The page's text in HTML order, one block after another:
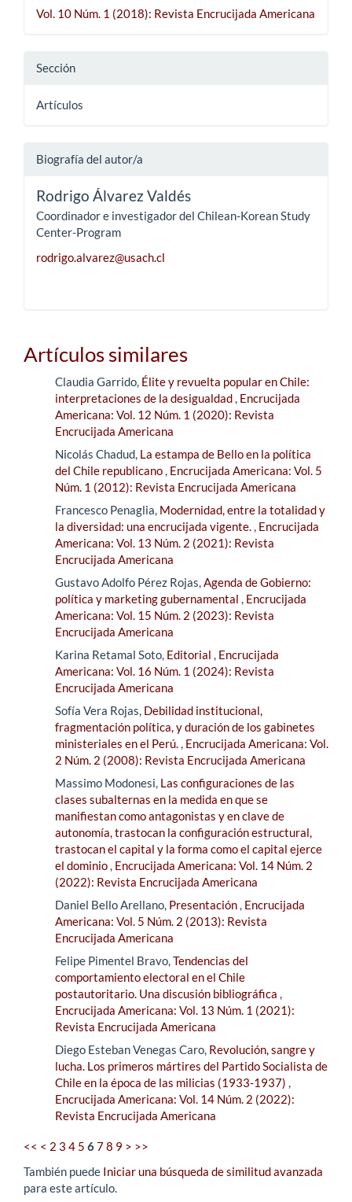
Vol. 10 Núm. 1 (2018): Revista Encrucijada Americana
Sección
Artículos
Biografía del autor/a
Rodrigo Álvarez Valdés
Coordinador e investigador del Chilean-Korean Study
Center-Program
rodrigo.alvarez@usach.cl
Artículos similares
Claudia Garrido, Élite y revuelta popular en Chile:
interpretaciones de la desigualdad, Encrucijada
Americana: Vol. 12 Núm. 1 (2020): Revista
Encrucijada Americana
Nicolás Chadud, La estampa de Bello en la política
del Chile republicano, Encrucijada Americana: Vol. 5
Núm. 1 (2012): Revista Encrucijada Americana
Francesco Penaglia, Modernidad, entre la totalidad y
la diversidad: una encrucijada vigente., Encrucijada
Americana: Vol. 13 Núm. 2 (2021): Revista
Encrucijada Americana
Gustavo Adolfo Pérez Rojas,Agenda de Gobierno:
política y marketing gubernamental , Encrucijada
Americana: Vol. 15 Núm. 2 (2023): Revista
Encrucijada Americana
Karina Retamal Soto, Editorial , Encrucijada
Americana: Vol. 16 Núm. 1 (2024): Revista
Encrucijada Americana
Sofía Vera Rojas, Debilidad institucional,
fragmentación política, y duración de los gabinetes
ministeriales en el Perú., Encrucijada Americana: Vol.
2 Núm. 2 (2008): Revista Encrucijada Americana
Massimo Modonesi, Las configuraciones de las
clases subalternas en la medida en que se
manifiestan como antagonistas y en clave de
autonomía, trastocan la configuración estructural,
trastocan el capital y la forma como el capital ejerce
el dominio, Encrucijada Americana: Vol. 14 Núm. 2
(2022): Revista Encrucijada Americana
Daniel Bello Arellano, Presentación, Encrucijada
Americana: Vol. 5 Núm. 2 (2013): Revista
Encrucijada Americana
Felipe Pimentel Bravo,Tendencias del
comportamiento electoral en el Chile
postautoritario. Una discusión bibliográfica ,
Encrucijada Americana: Vol. 13 Núm. 1 (2021):
Revista Encrucijada Americana
Diego Esteban Venegas Caro, Revolución, sangre y
lucha. Los primeros mártires del Partido Socialista de
Chile en la época de las milicias (1933-1937) ,
Encrucijada Americana: Vol. 14 Núm. 2 (2022):
Revista Encrucijada Americana
<< < 2 3 4 5 678 9 > >>
También puede Iniciar una búsqueda de similitud avanzada
para este artículo.